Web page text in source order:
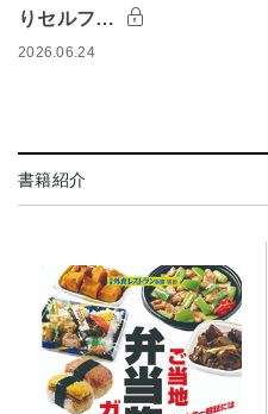
りセルフ…
2026.06.24
書籍紹介